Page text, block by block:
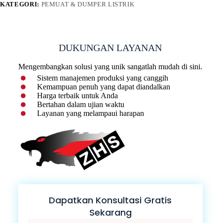
KATEGORI: PEMUAT & DUMPER LISTRIK
DUKUNGAN LAYANAN
Mengembangkan solusi yang unik sangatlah mudah di sini.
Sistem manajemen produksi yang canggih
Kemampuan penuh yang dapat diandalkan
Harga terbaik untuk Anda
Bertahan dalam ujian waktu
Layanan yang melampaui harapan
Dapatkan Konsultasi Gratis
Sekarang